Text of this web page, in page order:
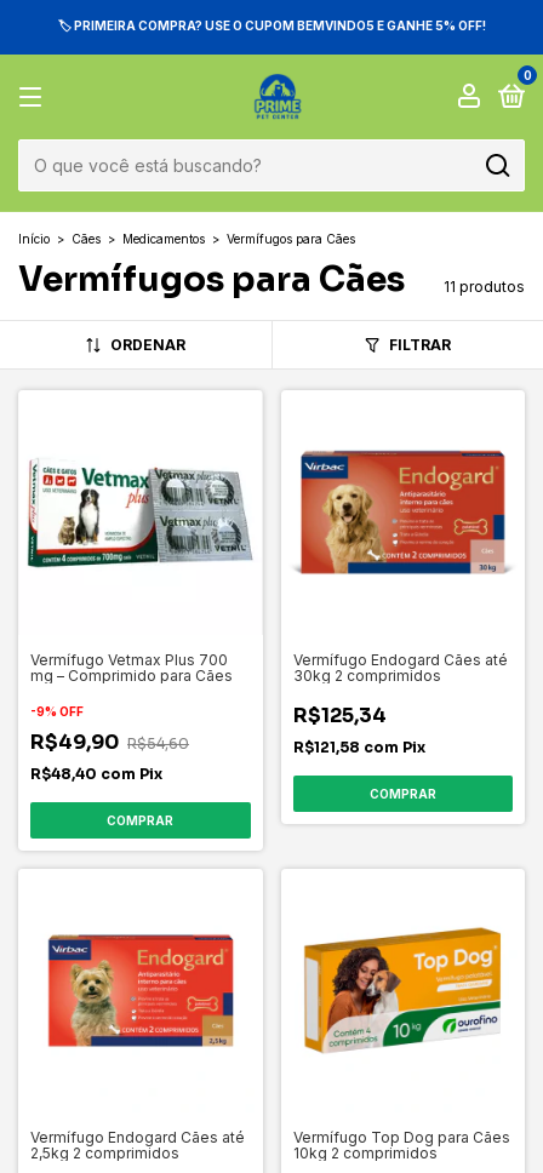
🏷️ PRIMEIRA COMPRA? USE O CUPOM BEMVINDO5 E GANHE 5% OFF!
0
Início > Cães > Medicamentos > Vermífugos para Cães
Vermífugos para Cães 11 produtos
ORDENAR FILTRAR
Vermífugo Vetmax Plus 700
mg – Comprimido para Cães
-9% OFF
R$49,90 R$54,60
R$48,40 com Pix
Vermífugo Endogard Cães até
30kg 2 comprimidos
R$125,34
R$121,58 com Pix
Vermífugo Endogard Cães até
2,5kg 2 comprimidos
Vermífugo Top Dog para Cães
10kg 2 comprimidos